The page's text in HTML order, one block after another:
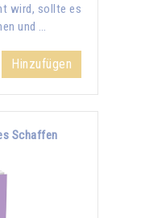
wird, sollte es
und …
Hinzufügen
Schaffen